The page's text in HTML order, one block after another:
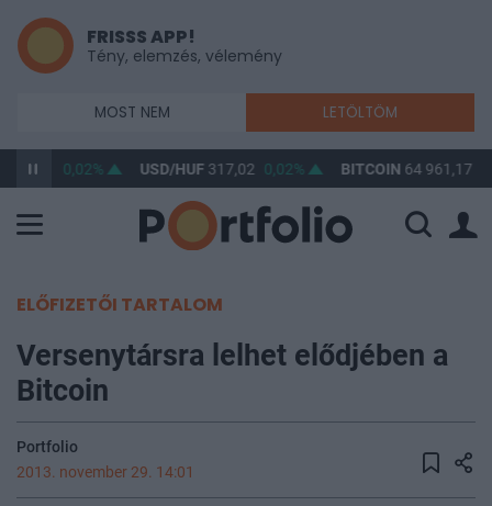
FRISSS APP!
Tény, elemzés, vélemény
MOST NEM LETÖLTÖM
365,48 0,02% USD/HUF317,02 0,02% BITCOIN 64 961,17
ELŐFIZETŐI TARTALOM
Versenytársra lelhet elődjében a
Bitcoin
Portfolio
2013. november 29. 14:01